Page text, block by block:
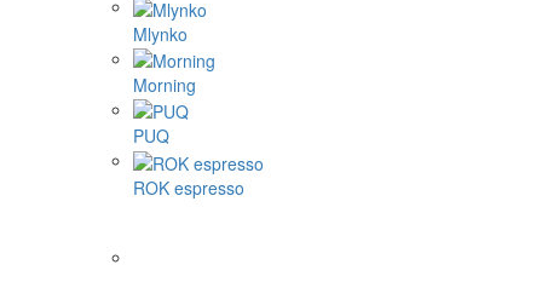
Mlynko
Morning
PUQ
ROK espresso